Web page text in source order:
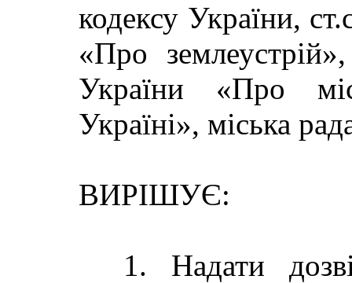
кодексу України,
«Про
України «Про
Україні», міська
ВИРІШУЄ:
1. Надати